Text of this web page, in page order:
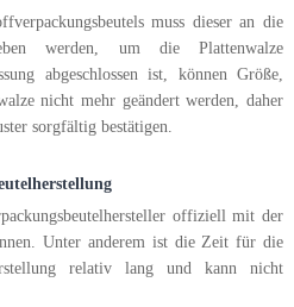
muss dieser an die
werden, um die Plattenwalze
abgeschlossen ist, können Größe,
nicht mehr geändert werden, daher
sorgfältig bestätigen.
offiziell mit der
Unter anderem ist die Zeit für die
relativ lang und kann nicht